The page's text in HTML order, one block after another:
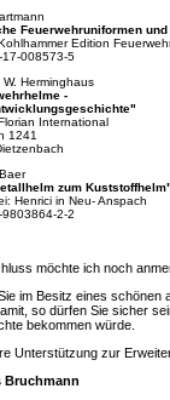
Feuerwehruniformen
Edition
17-008573-5
W. Herminghaus
-
International
1241
zum
Henrici in Neu- Anspach
9803864-2-2
möchte ich noch
im Besitz eines schönen
so dürfen Sie sicher
bekommen würde.
Unterstützung zur
Bruchmann